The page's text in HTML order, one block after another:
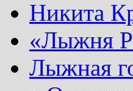
Никита
«Лыжня
Лыжная